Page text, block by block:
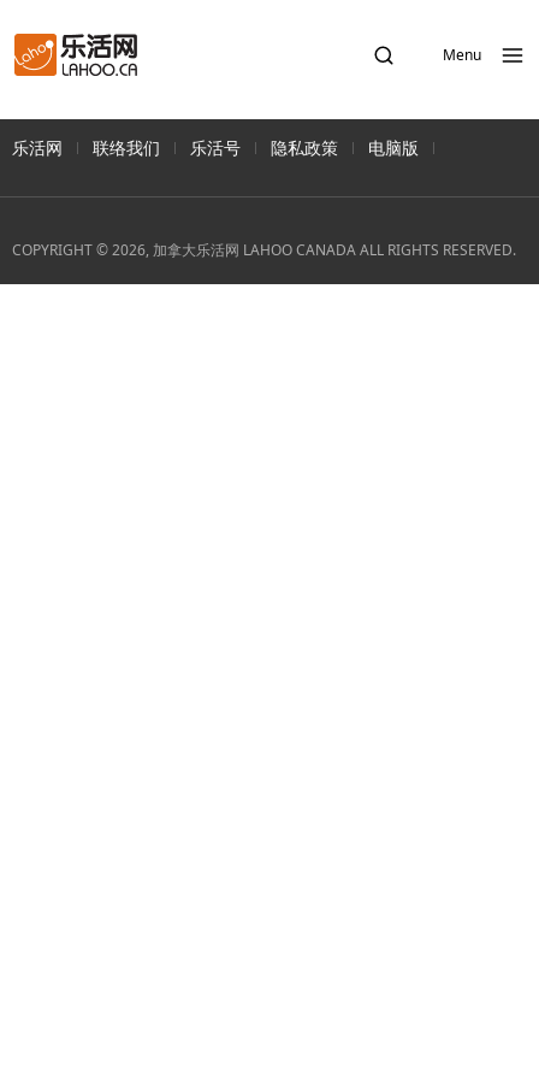
Menu
乐活网 联络我们 乐活号 隐私政策 电脑版
COPYRIGHT © 2026, 加拿大乐活网 LAHOO CANADA ALL RIGHTS RESERVED.